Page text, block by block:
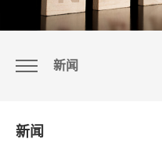
新闻
新闻